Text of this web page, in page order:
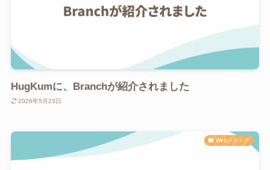
HugKumに、Branchが紹介されました
2026年5月23日
Webメディア